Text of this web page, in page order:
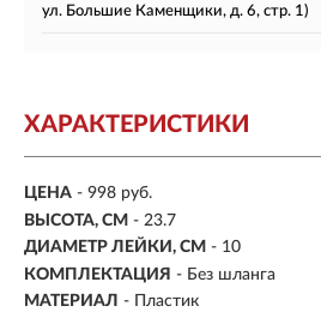
ул. Большие Каменщики, д. 6, стр. 1)
ХАРАКТЕРИСТИКИ
ЦЕНА - 998 руб.
ВЫСОТА, СМ - 23.7
ДИАМЕТР ЛЕЙКИ, СМ - 10
КОМПЛЕКТАЦИЯ - Без шланга
МАТЕРИАЛ -
Пластик